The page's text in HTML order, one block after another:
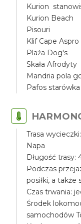
Kurion
Kurion Beach
Pisouri
Klif Cape Aspro
Plaża Dog's
Skała Afrodyty
Mandria pola
Pafos starówka
Trasa
Napa
Długość trasy:
Podczas
posiłki, a
Czas trwania:
Środek
samochodów